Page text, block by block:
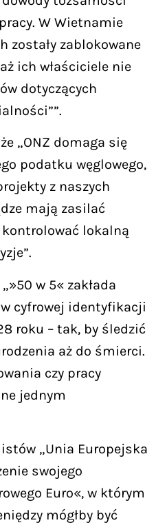
W Wietnamie
zostały zablokowane
ich właściciele nie
dotyczących
„ONZ domaga się
podatku węglowego,
z naszych
mają zasilać
lokalną
w 5« zakłada
cyfrowej identyfikacji
roku – tak, by śledzić
aż do śmierci.
czy pracy
jednym
„Unia Europejska
swojego
Euro«, w którym
mógłby być